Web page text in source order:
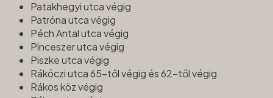
Patakhegyi utca végig
Patróna utca végig
Péch Antal utca végig
Pinceszer utca végig
Piszke utca végig
Rákóczi utca 65-től végig és 62-től végig
Rákos köz végig